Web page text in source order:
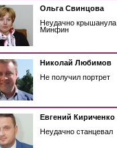
Ольга Свинцова
Неудачно крышанула
Минфин
Николай Любимов
Не получил портрет
Евгений Кириченко
Неудачно станцевал